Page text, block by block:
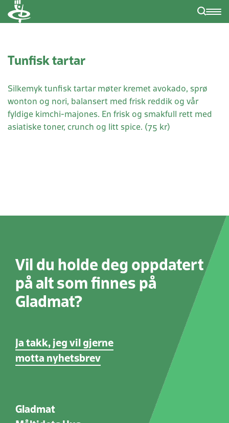
Tunfisk tartar
Silkemyk tunfisk tartar møter kremet avokado, sprø
wonton og nori, balansert med frisk reddik og vår
fyldige kimchi-majones. En frisk og smakfull rett med
asiatiske toner, crunch og litt spice. (75 kr)
Vil du holde deg oppdatert
på alt som finnes på
Gladmat?
Ja takk, jeg vil gjerne
motta nyhetsbrev
Gladmat